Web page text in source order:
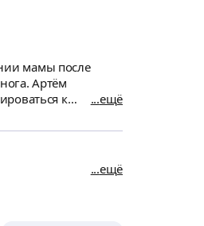
мамы после
к
к нормальной
ещё
ещё